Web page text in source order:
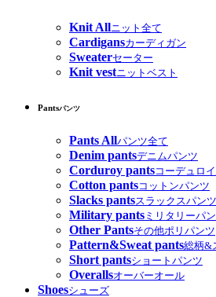
Knit Allニット全て
Cardigansカーディガン
Sweaterセーター
Knit vestニットベスト
Pantsパンツ
Pants Allパンツ全て
Denim pantsデニムパンツ
Corduroy pantsコーデュロ
Cotton pantsコットンパンツ
Slacks pantsスラックスパンツ
Military pants ミリタリーパ
Other Pantsその他ポリパンツ
Pattern&Sweat pants総柄&
Short pantsショートパンツ
Overallsオーバーオール
Shoesシューズ